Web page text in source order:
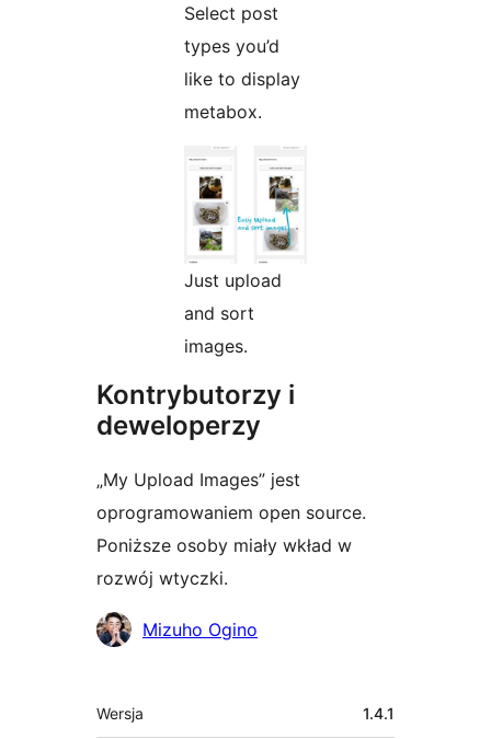
Select post
types you’d
like to display
metabox.
Just upload
and sort
images.
Kontrybutorzy i
deweloperzy
„My Upload Images” jest
oprogramowaniem open source.
Poniższe osoby miały wkład w
rozwój wtyczki.
Zaangażowani
Mizuho Ogino
Meta
Wersja 1.4.1